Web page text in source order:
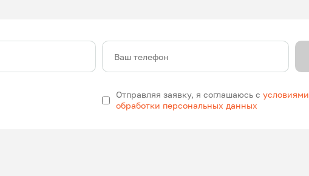
Ваш телефон
Отправляя заявку, я соглашаюсь сусловиями
обработки персональных данных